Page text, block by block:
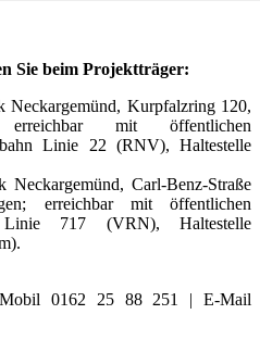
Sie beim Projektträger:
Neckargemünd, Kurpfalzring 120,
mit öffentlichen
Linie 22 (RNV), Haltestelle
Neckargemünd, Carl-Benz-Straße
erreichbar mit öffentlichen
Linie 717 (VRN), Haltestelle
0162 25 88 251 | E-Mail